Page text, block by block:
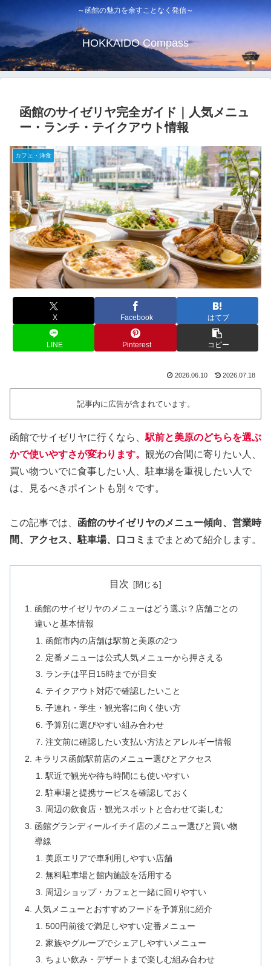
～函館の魅力を余すことなく発信～
HOKKAIDO Compass
函館のサイゼリヤ完全ガイド｜人気メニュ
ー・ランチ・テイクアウト情報
カフェ・洋食
X Facebook はてブ
LINE Pinterest コピー
2026.06.10 2026.07.18
記事内に広告が含まれています。
函館でサイゼリヤに行くなら、駅前と美原のどちらを選ぶ
かで使いやすさが変わります。 観光の合間に寄りたい人、
買い物ついでに食事したい人、駐車場を重視したい人で
は、見るべきポイントも別々です。
この記事では、 函館のサイゼリヤのメニュー傾向、営業時
間、アクセス、駐車場、口コミ までまとめて紹介します。
目次
函館のサイゼリヤのメニューはどう選ぶ？店舗ごとの
違いと基本情報
函館市内の店舗は駅前と美原の2つ
定番メニューは公式人気メニューから押さえる
ランチは平日15時までが目安
テイクアウト対応で確認したいこと
子連れ・学生・観光客に向く使い方
予算別に選びやすい組み合わせ
注文前に確認したい支払い方法とアレルギー情報
キラリス函館駅前店のメニュー選びとアクセス
駅近で観光や待ち時間にも使いやすい
駐車場と提携サービスを確認しておく
周辺の飲食店・観光スポットと合わせて楽しむ
函館グランディールイチイ店のメニュー選びと買い物
導線
美原エリアで車利用しやすい店舗
無料駐車場と館内施設を活用する
周辺ショップ・カフェと一緒に回りやすい
人気メニューとおすすめフードを予算別に紹介
500円前後で満足しやすい定番メニュー
家族やグループでシェアしやすいメニュー
ちょい飲み・デザートまで楽しむ組み合わせ